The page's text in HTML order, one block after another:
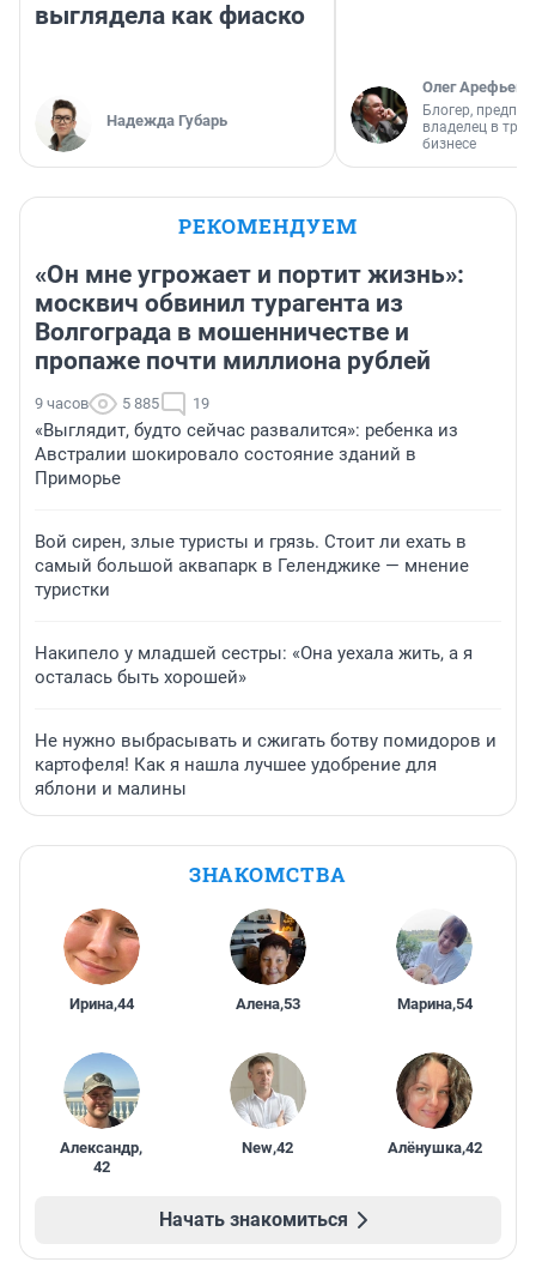
выглядела как фиаско
Надежда Губарь
Олег Арефьев
Блогер,
владелец в
бизнесе
РЕКОМЕНДУЕМ
«Он мне угрожает и портит жизнь»:
москвич обвинил турагента из
Волгограда в мошенничестве и
пропаже почти миллиона рублей
9 часов 5 885 19
«Выглядит, будто сейчас развалится»: ребенка из
Австралии шокировало состояние зданий в
Приморье
Вой сирен, злые туристы и грязь. Стоит ли ехать в
самый большой аквапарк в Геленджике — мнение
туристки
Накипело у младшей сестры: «Она уехала жить, а я
осталась быть хорошей»
Не нужно выбрасывать и сжигать ботву помидоров и
картофеля! Как я нашла лучшее удобрение для
яблони и малины
ЗНАКОМСТВА
Ирина,44 Алена,53 Марина,54
Александр,
42
New,42 Алёнушка,42
Начать знакомиться